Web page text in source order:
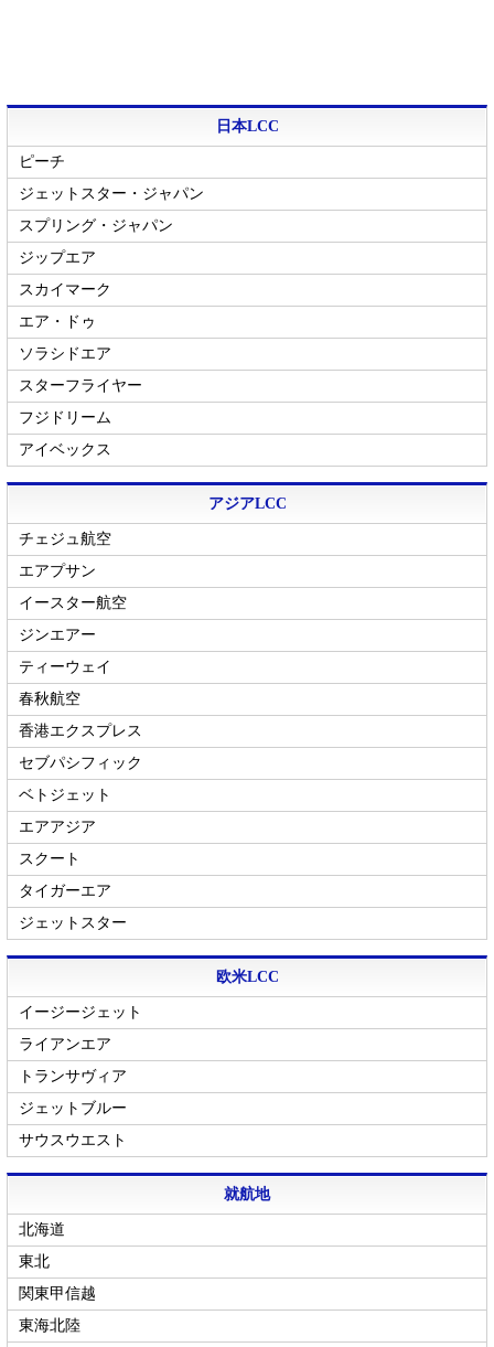
日本LCC
ピーチ
ジェットスター・ジャパン
スプリング・ジャパン
ジップエア
スカイマーク
エア・ドゥ
ソラシドエア
スターフライヤー
フジドリーム
アイベックス
アジアLCC
チェジュ航空
エアプサン
イースター航空
ジンエアー
ティーウェイ
春秋航空
香港エクスプレス
セブパシフィック
ベトジェット
エアアジア
スクート
タイガーエア
ジェットスター
欧米LCC
イージージェット
ライアンエア
トランサヴィア
ジェットブルー
サウスウエスト
就航地
北海道
東北
関東甲信越
東海北陸